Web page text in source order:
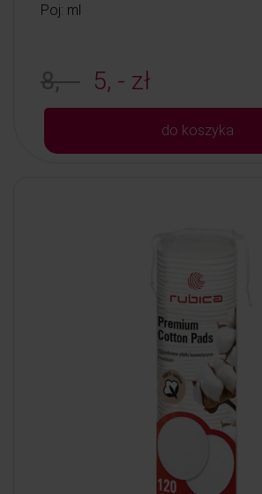
Poj: ml
8, - 5, - zł
do koszyka